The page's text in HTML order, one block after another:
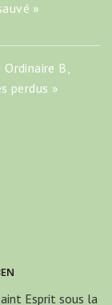
»
B,
perdus »
Esprit sous la